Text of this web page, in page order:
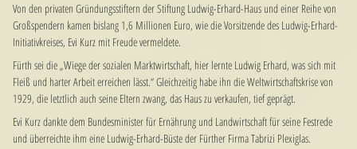
Von den privaten Gründungsstiftern der Stiftung Ludwig-Erhard-Haus und einer Reihe von
Großspendern kamen bislang 1,6 Millionen Euro, wie die Vorsitzende des Ludwig-Erhard-
Initiativkreises, Evi Kurz mit Freude vermeldete.
Fürth sei die „Wiege der sozialen Marktwirtschaft, hier lernte Ludwig Erhard, was sich mit
Fleiß und harter Arbeit erreichen lässt.“ Gleichzeitig habe ihn die Weltwirtschaftskrise von
1929, die letztlich auch seine Eltern zwang, das Haus zu verkaufen, tief geprägt.
Evi Kurz dankte dem Bundesminister für Ernährung und Landwirtschaft für seine Festrede
und überreichte ihm eine Ludwig-Erhard-Büste der Fürther Firma Tabrizi Plexiglas.